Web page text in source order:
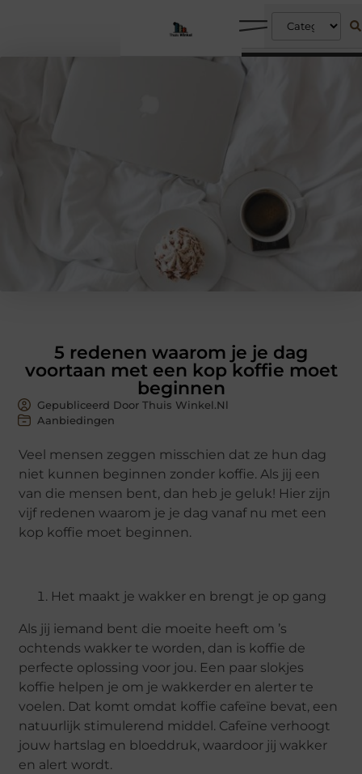
5 redenen waarom je je dag
voortaan met een kop koffie moet
beginnen
Gepubliceerd Door Thuis Winkel.nl
Aanbiedingen
Veel mensen zeggen misschien dat ze hun dag
niet kunnen beginnen zonder koffie. Als jij een
van die mensen bent, dan heb je geluk! Hier zijn
vijf redenen waarom je je dag vanaf nu met een
kop koffie moet beginnen.
Het maakt je wakker en brengt je op gang
Als jij iemand bent die moeite heeft om ’s
ochtends wakker te worden, dan is koffie de
perfecte oplossing voor jou. Een paar slokjes
koffie helpen je om je wakkerder en alerter te
voelen. Dat komt omdat koffie cafeïne bevat, een
natuurlijk stimulerend middel. Cafeïne verhoogt
jouw hartslag en bloeddruk, waardoor jij wakker
en alert wordt.